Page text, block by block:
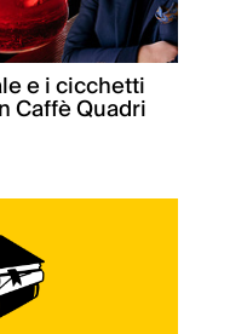
e i cicchetti
Caffè Quadri